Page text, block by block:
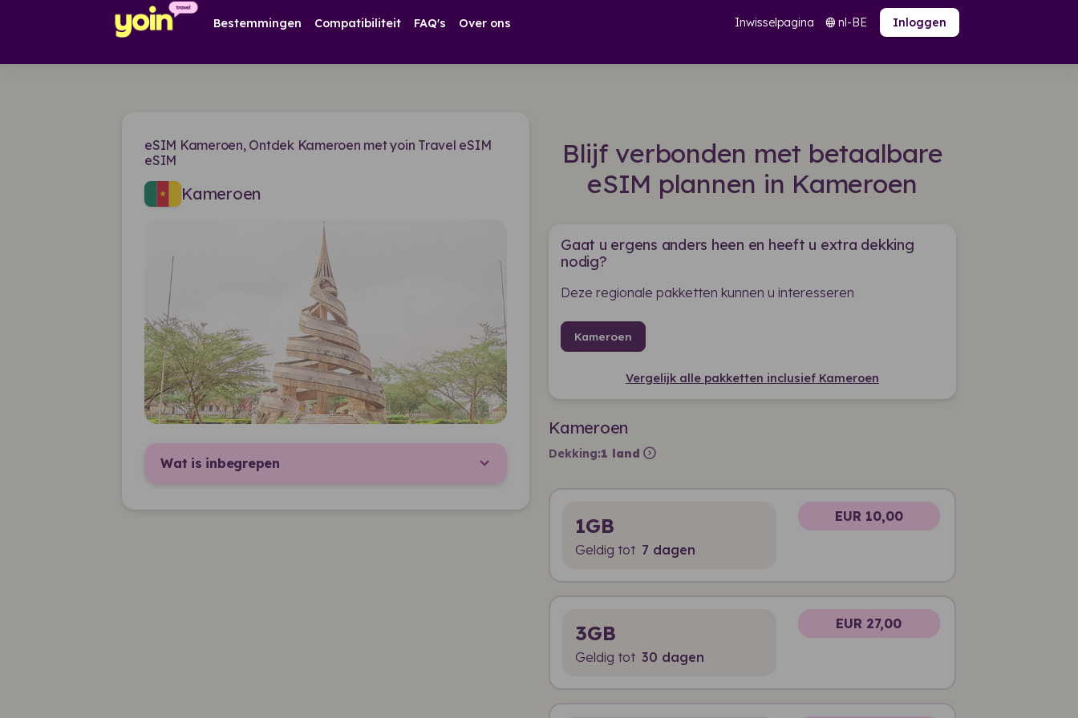
Bestemmingen Compatibiliteit FAQ's Over ons Inwisselpagina language nl-BE Inloggen
eSIM Kameroen, Ontdek Kameroen met yoin Travel eSIM
eSIM
Kameroen
Wat is inbegrepen
Blijf verbonden met betaalbare
eSIM plannen in Kameroen
Gaat u ergens anders heen en heeft u extra dekking
nodig?
Deze regionale pakketten kunnen u interesseren
Kameroen
Vergelijk alle pakketten inclusief Kameroen
Kameroen
Dekking:1 land expand_circle_right
1GB
Geldig tot 7 dagen
EUR 10,00
3GB
Geldig tot 30 dagen
EUR 27,00